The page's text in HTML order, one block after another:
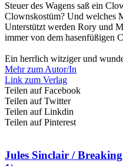
Steuer des Wagens saß ein
Clownskostüm? Und welches
Unterstützt werden Rory und
immer von dem hasenfüßigen
Ein herrlich witziger und
Mehr zum Autor/In
Link zum Verlag
Teilen auf Facebook
Teilen auf Twitter
Teilen auf Linkdin
Teilen auf Pinterest
Jules Sinclair /